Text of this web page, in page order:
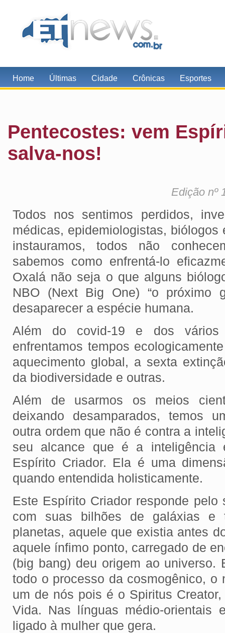
Home Últimas Cidade Crônicas Esportes
Pentecostes: vem
salva-nos!
Edição nº
Todos nos sentimos perdidos,
médicas, epidemiologistas, biólogos
instauramos, todos não
sabemos como enfrentá-lo
Oxalá não seja o que alguns
NBO (Next Big One) “o próximo
desaparecer a espécie humana.
Além do covid-19 e dos vários
enfrentamos tempos
aquecimento global, a sexta
da biodiversidade e outras.
Além de usarmos os meios
deixando desamparados, temos
outra ordem que não é contra a
seu alcance que é a inteligência
Espírito Criador. Ela é uma
quando entendida holisticamente.
Este Espírito Criador responde pelo
com suas bilhões de galáxias e
planetas, aquele que existia antes
aquele ínfimo ponto, carregado de
(big bang) deu origem ao universo.
todo o processo da cosmogênico, o
um de nós pois é o Spiritus
Vida. Nas línguas médio-orientais
ligado à mulher que gera.